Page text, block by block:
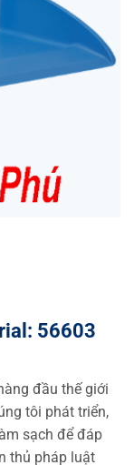
56603
đầu thế giới
tôi phát triển,
sạch để đáp
thủ pháp luật